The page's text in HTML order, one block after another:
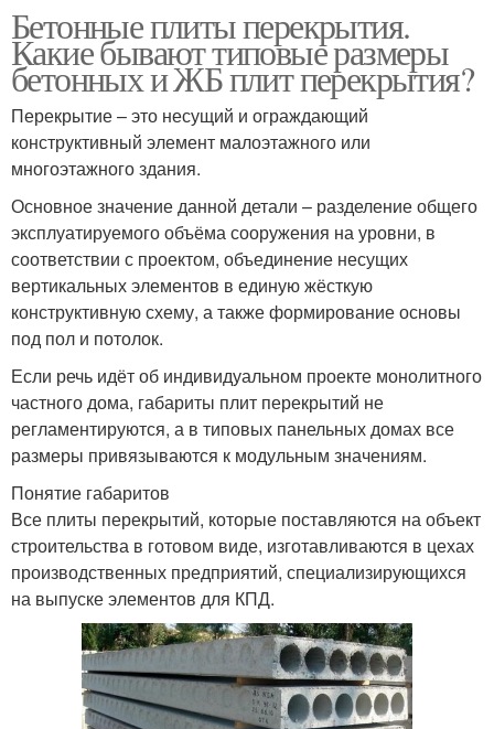
Бетонные плиты перекрытия.
Какие бывают типовые размеры
бетонных и ЖБ плит перекрытия?
Перекрытие – это несущий и ограждающий
конструктивный элемент малоэтажного или
многоэтажного здания.
Основное значение данной детали – разделение общего
эксплуатируемого объёма сооружения на уровни, в
соответствии с проектом, объединение несущих
вертикальных элементов в единую жёсткую
конструктивную схему, а также формирование основы
под пол и потолок.
Если речь идёт об индивидуальном проекте монолитного
частного дома, габариты плит перекрытий не
регламентируются, а в типовых панельных домах все
размеры привязываются к модульным значениям.
Понятие габаритов
Все плиты перекрытий, которые поставляются на объект
строительства в готовом виде, изготавливаются в цехах
производственных предприятий, специализирующихся
на выпуске элементов для КПД.